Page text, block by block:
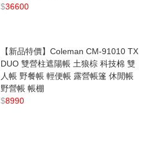
$36600
【新品特價】Coleman CM-91010 TX
DUO 雙營柱遮陽帳 土狼棕 科技棉 雙
人帳 野餐帳 輕便帳 露營帳篷 休閒帳
野營帳 帳棚
$8990